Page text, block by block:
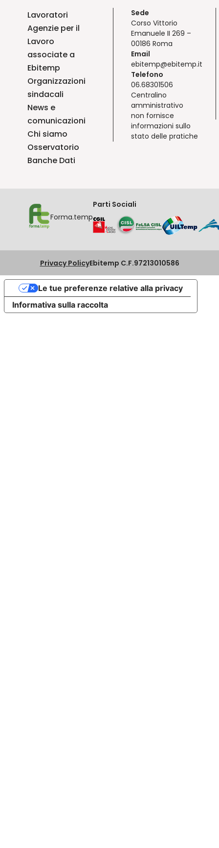
Lavoratori
Agenzie per il
Lavoro
associate a
Ebitemp
Organizzazioni
sindacali
News e
comunicazioni
Chi siamo
Osservatorio
Banche Dati
Sede
Corso Vittorio
Emanuele II 269 –
00186 Roma
Email
ebitemp@ebitemp.it
Telefono
06.68301506
Centralino
amministrativo
non fornisce
informazioni sullo
stato delle pratiche
Forma.temp
Parti Sociali
Privacy PolicyEbitemp C.F.97213010586
Informativa sulla raccolta
Le tue preferenze relative alla privacy